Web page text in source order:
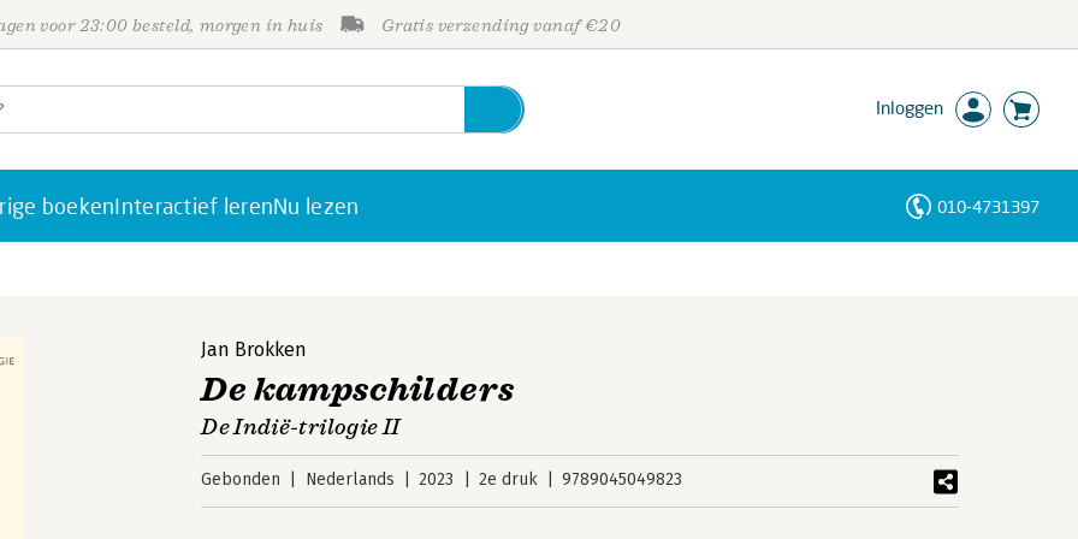
voor 23:00 besteld, morgen in huis Gratis verzending vanaf €20
Inloggen
boekenInteractief lerenNu lezen 010-4731397
Jan Brokken
De kampschilders
De Indië-trilogie II
Gebonden Nederlands 2023 2e druk 9789045049823
Personen